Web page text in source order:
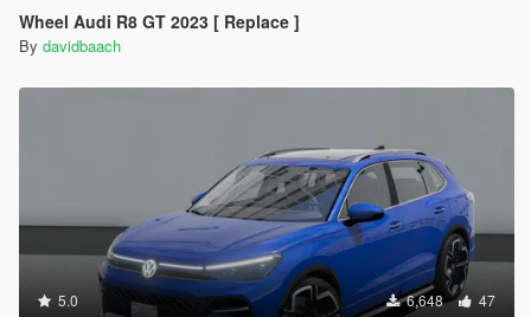
Wheel Audi R8 GT 2023 [ Replace ]
By davidbaach
5.0 6,648 47